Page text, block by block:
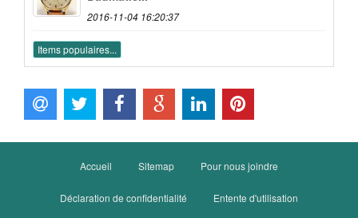
2016-11-04 16:20:37
Items populaires...
Accueil Sitemap Pour nous joindre
Déclaration de confidentialité Entente d'utilisation